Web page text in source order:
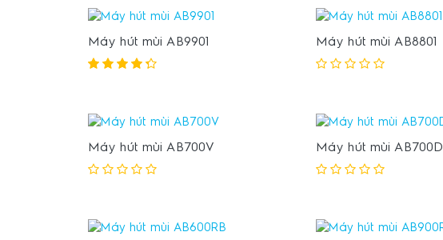
Máy hút mùi AB9901 Máy hút mùi AB8801
Máy hút mùi AB700V Máy hút mùi AB700D